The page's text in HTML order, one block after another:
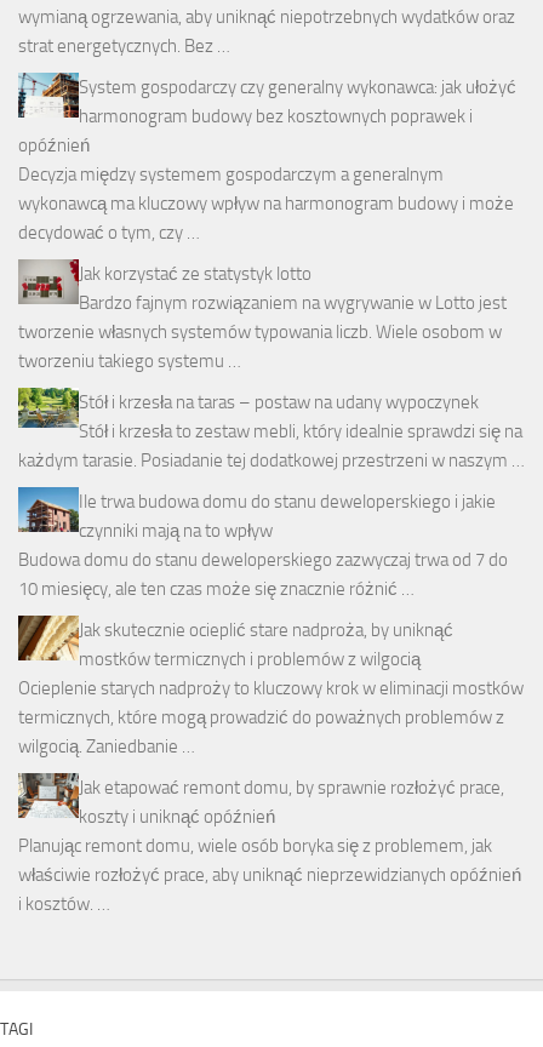
wymianą ogrzewania, aby uniknąć niepotrzebnych wydatków oraz
strat energetycznych. Bez …
System gospodarczy czy generalny wykonawca: jak ułożyć
harmonogram budowy bez kosztownych poprawek i
opóźnień
Decyzja między systemem gospodarczym a generalnym
wykonawcą ma kluczowy wpływ na harmonogram budowy i może
decydować o tym, czy …
Jak korzystać ze statystyk lotto
Bardzo fajnym rozwiązaniem na wygrywanie w Lotto jest
tworzenie własnych systemów typowania liczb. Wiele osobom w
tworzeniu takiego systemu …
Stół i krzesła na taras – postaw na udany wypoczynek
Stół i krzesła to zestaw mebli, który idealnie sprawdzi się na
każdym tarasie. Posiadanie tej dodatkowej przestrzeni w naszym …
Ile trwa budowa domu do stanu deweloperskiego i jakie
czynniki mają na to wpływ
Budowa domu do stanu deweloperskiego zazwyczaj trwa od 7 do
10 miesięcy, ale ten czas może się znacznie różnić …
Jak skutecznie ocieplić stare nadproża, by uniknąć
mostków termicznych i problemów z wilgocią
Ocieplenie starych nadproży to kluczowy krok w eliminacji mostków
termicznych, które mogą prowadzić do poważnych problemów z
wilgocią. Zaniedbanie …
Jak etapować remont domu, by sprawnie rozłożyć prace,
koszty i uniknąć opóźnień
Planując remont domu, wiele osób boryka się z problemem, jak
właściwie rozłożyć prace, aby uniknąć nieprzewidzianych opóźnień
i kosztów. …
TAGI